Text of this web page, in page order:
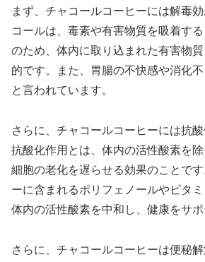
まず、チャコールコーヒーには解毒
コールは、毒素や有害物質を吸着す
のため、体内に取り込まれた有害物
的です。また、胃腸の不快感や消化
と言われています。
さらに、チャコールコーヒーには抗酸
抗酸化作用とは、体内の活性酸素を
細胞の老化を遅らせる効果のことで
ーに含まれるポリフェノールやビタミ
体内の活性酸素を中和し、健康をサポ
さらに、チャコールコーヒーは便秘